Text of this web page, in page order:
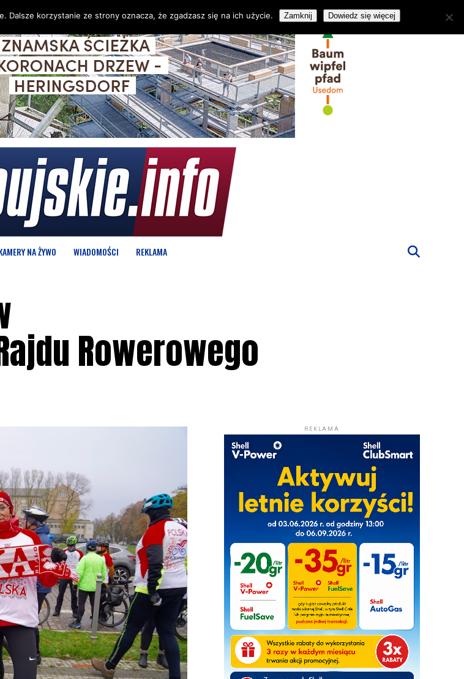
NA ŻYWO WIADOMOŚCI REKLAMA
Rowerowego
REKLAMA
Dalsze korzystanie ze strony oznacza, że zgadzasz się na ich użycie. Zamknij Dowiedz się więcej